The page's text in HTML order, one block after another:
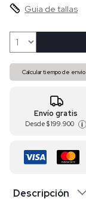
Guia de tallas
Calcular tiempo de envío
Envío gratis
Desde $ 199.900 i
Descripción